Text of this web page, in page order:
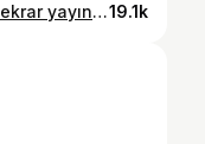
Yoğun istek üzerine yetiş dede tekrar yayında ☺️ #kesfet #komedi #mizah #keşfetteyiz #mizahtürkiye #komikpaylaşımlar #komik #atademirer #şafaksezer #cemyılmaz #yılmazerdoğan19.1k